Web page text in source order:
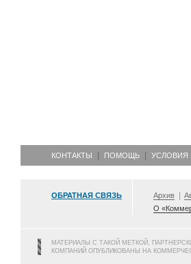
КОНТАКТЫ ПОМОЩЬ УСЛОВИЯ
ОБРАТНАЯ СВЯЗЬ Архив
О
МАТЕРИАЛЫ С ТАКОЙ МЕТКОЙ,
КОМПАНИЙ ОПУБЛИКОВАНЫ НА